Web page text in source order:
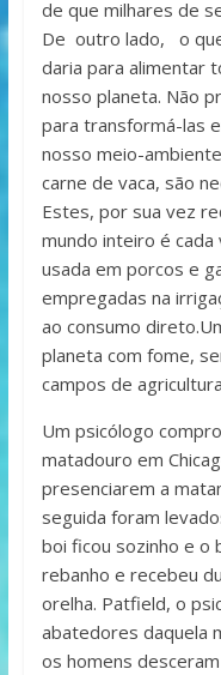
de que milhares de
De outro lado, o
daria para alimentar
nosso planeta. Não
para transformá-las
nosso meio-
carne de vaca, são
Estes, por sua vez
mundo inteiro é cada
usada em porcos e
empregadas na
ao consumo
planeta com fome,
campos de
Um psicólogo
matadouro em
presenciarem a
seguida foram
boi ficou sozinho e o
rebanho e recebeu
orelha. Patfield, o
abatedores daquela
os homens